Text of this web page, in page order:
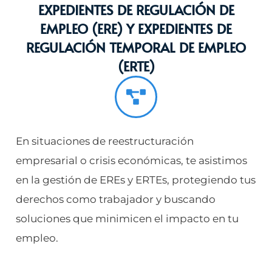
EXPEDIENTES DE REGULACIÓN DE
EMPLEO (ERE) Y EXPEDIENTES DE
REGULACIÓN TEMPORAL DE EMPLEO
(ERTE)
En situaciones de reestructuración
empresarial o crisis económicas, te asistimos
en la gestión de EREs y ERTEs, protegiendo tus
derechos como trabajador y buscando
soluciones que minimicen el impacto en tu
empleo.